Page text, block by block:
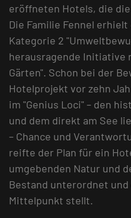
eröffneten Hotels, die
Die Familie Fennel
Kategorie 2
herausragende Initiative
Gärten". Schon bei der
Hotelprojekt vor zehn
im "Genius Loci" – den
und dem direkt am See
– Chance und
reifte der Plan für ein
umgebenden Natur und
Bestand unterordnet und
Mittelpunkt stellt.